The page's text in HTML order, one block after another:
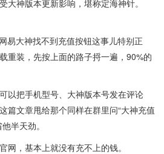
大神版本更新影响，堪称定海神针。
易大神找不到充值按钮这事儿特别正
重装，先按上面的路子捋一遍，90%的
以把手机型号、大神版本号发在评论
篇文章甩给那个同样在群里问“大神充值
半天劲。
网，基本上就没有充不上的钱。